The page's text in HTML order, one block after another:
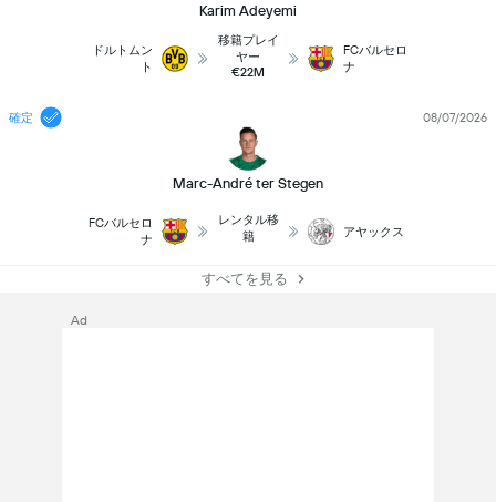
Karim Adeyemi
ドルトムン
ト
移籍プレイ
ヤー
€22M
FCバルセロ
ナ
確定
Marc-André ter Stegen
08/07/2026
FCバルセロ
ナ
レンタル移
籍
アヤックス
すべてを見る
Ad